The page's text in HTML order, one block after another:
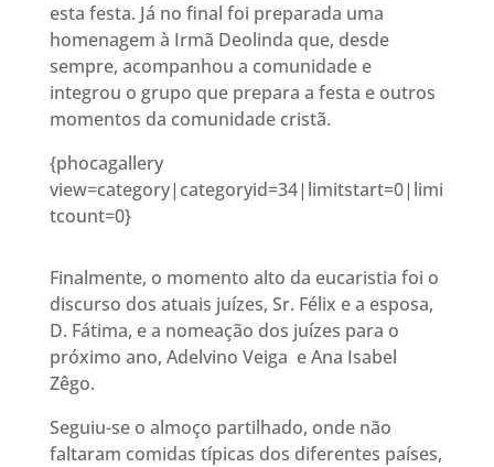
esta festa. Já no final foi preparada uma
homenagem à Irmã Deolinda que, desde
sempre, acompanhou a comunidade e
integrou o grupo que prepara a festa e outros
momentos da comunidade cristã.
{phocagallery
view=category|categoryid=34|limitstart=0|limi
tcount=0}
Finalmente, o momento alto da eucaristia foi o
discurso dos atuais juízes, Sr. Félix e a esposa,
D. Fátima, e a nomeação dos juízes para o
próximo ano, Adelvino Veiga e Ana Isabel
Zêgo.
Seguiu-se o almoço partilhado, onde não
faltaram comidas típicas dos diferentes países,